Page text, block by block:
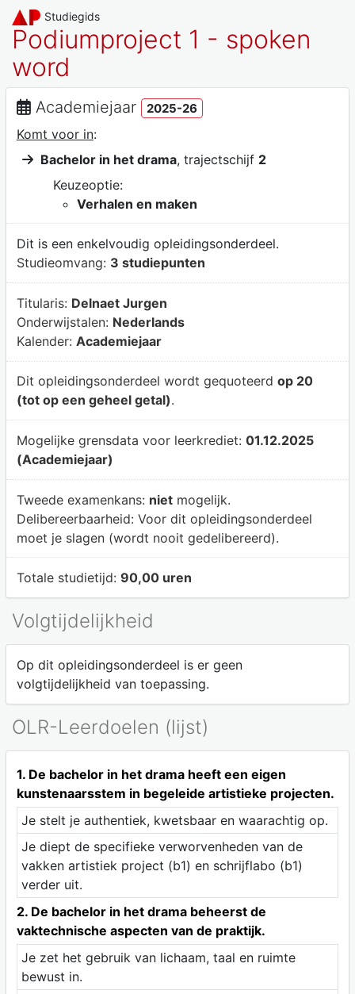
Studiegids
Podiumproject 1 - spoken
word
Academiejaar 2025-26
Komt voor in:
Bachelor in het drama, trajectschijf 2
Keuzeoptie:
Verhalen en maken
Dit is een enkelvoudig opleidingsonderdeel.
Studieomvang: 3 studiepunten
Titularis: Delnaet Jurgen
Onderwijstalen: Nederlands
Kalender: Academiejaar
Dit opleidingsonderdeel wordt gequoteerd op 20
(tot op een geheel getal).
Mogelijke grensdata voor leerkrediet: 01.12.2025
(Academiejaar)
Tweede examenkans: nietmogelijk.
Delibereerbaarheid: Voor dit opleidingsonderdeel
moet je slagen (wordt nooit gedelibereerd).
Totale studietijd: 90,00 uren
Volgtijdelijkheid
Op dit opleidingsonderdeel is er geen
volgtijdelijkheid van toepassing.
OLR-Leerdoelen (lijst)
1. De bachelor in het drama heeft een eigen
kunstenaarsstem in begeleide artistieke projecten.
Je stelt je authentiek, kwetsbaar en waarachtig op.
Je diept de specifieke verworvenheden van de
vakken artistiek project (b1) en schrijflabo (b1)
verder uit.
2. De bachelor in het drama beheerst de
vaktechnische aspecten van de praktijk.
Je zet het gebruik van lichaam, taal en ruimte
bewust in.